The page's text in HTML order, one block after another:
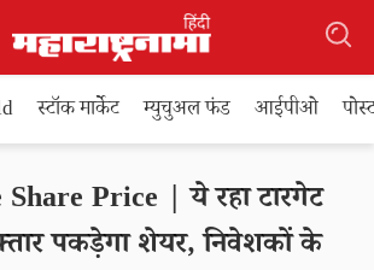
स्टॉक मार्केट म्युचुअल फंड आईपीओ
Price | ये रहा टारगेट
पकड़ेगा शेयर, निवेशकों के